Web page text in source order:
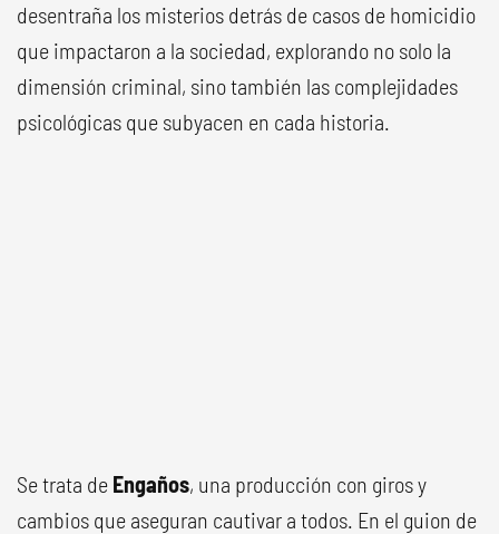
desentraña los misterios detrás de casos de homicidio
que impactaron a la sociedad, explorando no solo la
dimensión criminal, sino también las complejidades
psicológicas que subyacen en cada historia.
Se trata de Engaños, una producción con giros y
cambios que aseguran cautivar a todos. En el guion de